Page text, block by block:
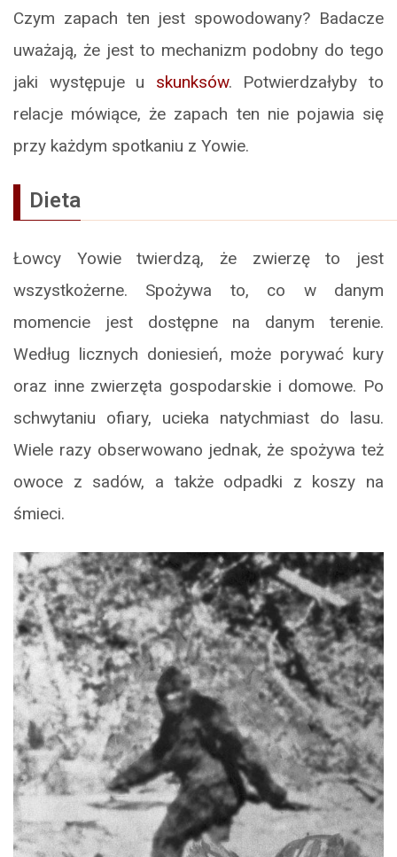
Czym zapach ten jest spowodowany? Badacze
uważają, że jest to mechanizm podobny do tego
jaki występuje u skunksów. Potwierdzałyby to
relacje mówiące, że zapach ten nie pojawia się
przy każdym spotkaniu z Yowie.
Dieta
Łowcy Yowie twierdzą, że zwierzę to jest
wszystkożerne. Spożywa to, co w danym
momencie jest dostępne na danym terenie.
Według licznych doniesień, może porywać kury
oraz inne zwierzęta gospodarskie i domowe. Po
schwytaniu ofiary, ucieka natychmiast do lasu.
Wiele razy obserwowano jednak, że spożywa też
owoce z sadów, a także odpadki z koszy na
śmieci.